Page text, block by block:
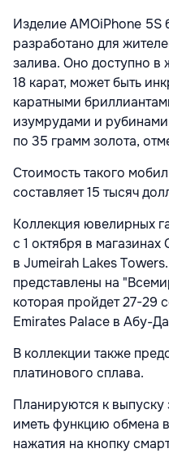
Изделие AMOiPhone 5S
разработано для
залива. Оно доступно в
18 карат, может быть
каратными
изумрудами и
по 35 грамм золота,
Стоимость такого
составляет 15 тысяч
Коллекция ювелирных
с 1 октября в
в Jumeirah Lakes
представлены на
которая пройдет 27-29
Emirates Palace в Абу-
В коллекции также
платинового сплава.
Планируются к выпуску
иметь функцию обмена
нажатия на кнопку